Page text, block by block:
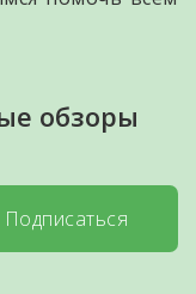
обзоры
Подписаться